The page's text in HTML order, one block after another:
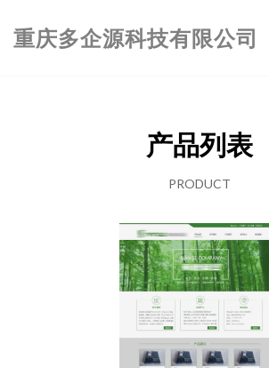
重庆多企源科技有限公司
产品列表
PRODUCT